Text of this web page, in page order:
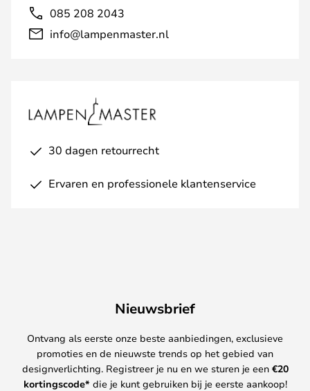
085 208 2043
info@lampenmaster.nl
30 dagen retourrecht
Ervaren en professionele klantenservice
Nieuwsbrief
Ontvang als eerste onze beste aanbiedingen, exclusieve
promoties en de nieuwste trends op het gebied van
designverlichting. Registreer je nu en we sturen je een €20
kortingscode* die je kunt gebruiken bij je eerste aankoop!